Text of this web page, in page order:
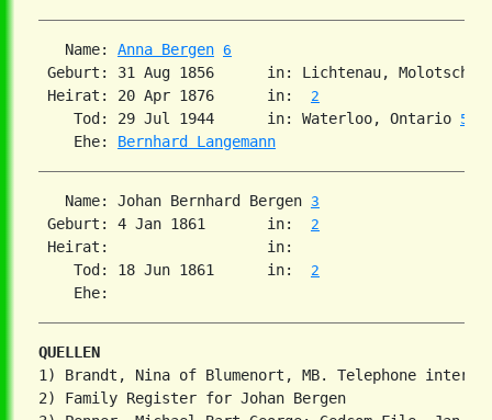
   Name:
Anna Bergen 6
Geburt: 31 Aug 1856      in: Lichtenau,
Heirat: 20 Apr 1876      in: 2
    Tod: 29 Jul 1944      in: Waterloo, Ontario
5
    Ehe:
Bernhard Langemann
   Name: Johan Bernhard Bergen
3
Geburt: 4 Jan 1861       in: 2
Heirat:                  in:
    Tod: 18 Jun 1861      in:
2
QUELLEN
1) Brandt, Nina of Blumenort, MB. Telephone
2) Family Register for Johan Bergen